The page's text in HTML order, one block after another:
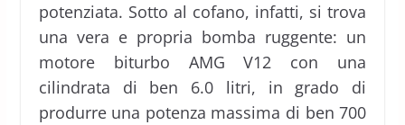
potenziata. Sotto al cofano, infatti, si trova
una vera e propria bomba ruggente: un
motore biturbo AMG V12 con una
cilindrata di ben 6.0 litri, in grado di
produrre una potenza massima di ben 700